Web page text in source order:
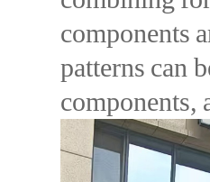
components
patterns can
components,